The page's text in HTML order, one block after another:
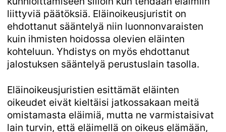
liittyviä päätöksiä. Eläinoikeusjuristit on
ehdottanut sääntelyä niin luonnonvaraisten
kuin ihmisten hoidossa olevien eläinten
kohteluun. Yhdistys on myös ehdottanut
jalostuksen sääntelyä perustuslain tasolla.
Eläinoikeusjuristien esittämät eläinten
oikeudet eivät kieltäisi jatkossakaan meitä
omistamasta eläimiä, mutta ne varmistaisivat
lain turvin, että eläimellä on oikeus elämään,